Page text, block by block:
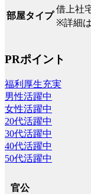
部屋タイプ
借上社
※詳細
PRポイント
福利厚生充実
男性活躍中
女性活躍中
20代活躍中
30代活躍中
40代活躍中
50代活躍中
官公